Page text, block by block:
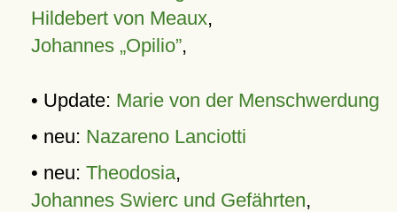
Hildebert von Meaux,
Johannes „Opilio”,
• Update: Marie von der Menschwerdung
• neu: Nazareno Lanciotti
• neu: Theodosia,
Johannes Swierc und Gefährten,